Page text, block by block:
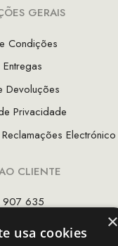
GERAIS
Condições
Devoluções
Privacidade
Electrónico
CLIENTE
907 635
×
usa cookies